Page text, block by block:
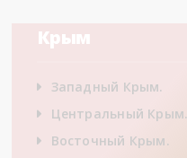
Крым
Западный Крым.
Центральный Крым.
Восточный Крым.